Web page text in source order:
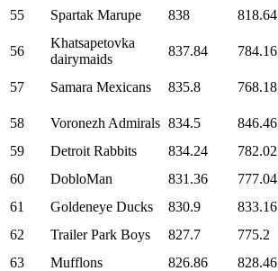
55
Spartak Marupe 838 818.64
56
Khatsapetovka
dairymaids
837.84 784.16
57
Samara Mexicans 835.8 768.18
58
Voronezh Admirals 834.5 846.46
59
Detroit Rabbits 834.24 782.02
60
DobloMan 831.36 777.04
61
Goldeneye Ducks 830.9 833.16
62
Trailer Park Boys 827.7 775.2
63
Mufflons 826.86 828.46